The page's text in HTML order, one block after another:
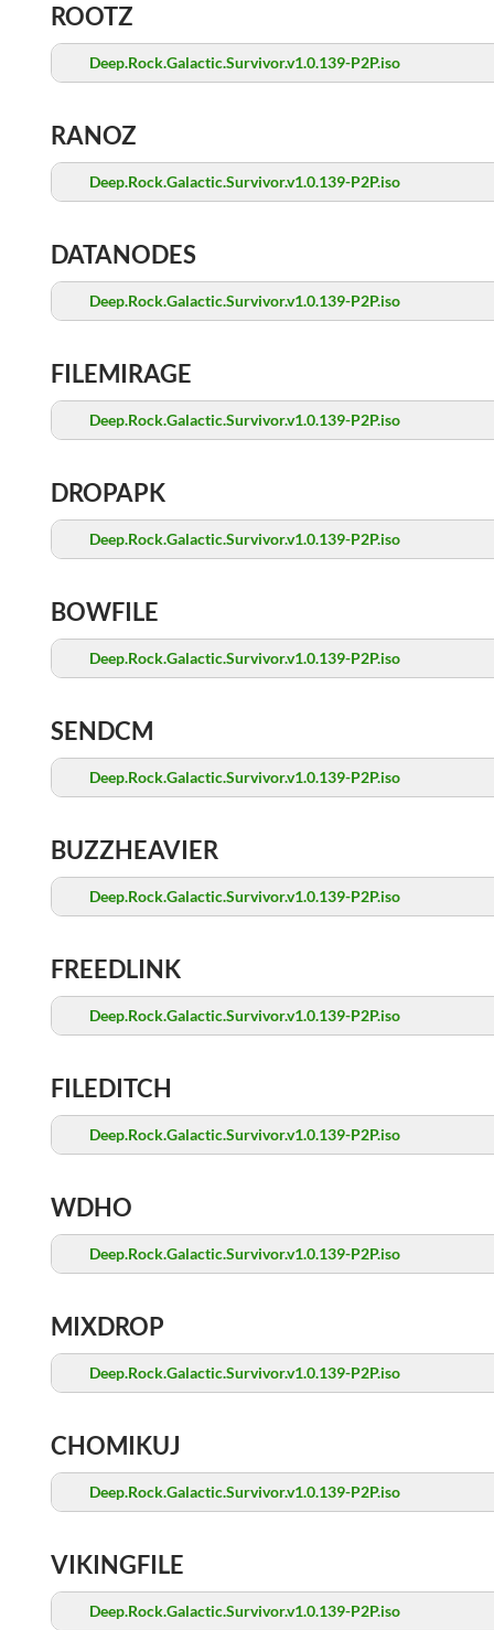
ROOTZ
Deep.Rock.Galactic.Survivor.v1.0.139-P2P.iso
RANOZ
Deep.Rock.Galactic.Survivor.v1.0.139-P2P.iso
DATANODES
Deep.Rock.Galactic.Survivor.v1.0.139-P2P.iso
FILEMIRAGE
Deep.Rock.Galactic.Survivor.v1.0.139-P2P.iso
DROPAPK
Deep.Rock.Galactic.Survivor.v1.0.139-P2P.iso
BOWFILE
Deep.Rock.Galactic.Survivor.v1.0.139-P2P.iso
SENDCM
Deep.Rock.Galactic.Survivor.v1.0.139-P2P.iso
BUZZHEAVIER
Deep.Rock.Galactic.Survivor.v1.0.139-P2P.iso
FREEDLINK
Deep.Rock.Galactic.Survivor.v1.0.139-P2P.iso
FILEDITCH
Deep.Rock.Galactic.Survivor.v1.0.139-P2P.iso
WDHO
Deep.Rock.Galactic.Survivor.v1.0.139-P2P.iso
MIXDROP
Deep.Rock.Galactic.Survivor.v1.0.139-P2P.iso
CHOMIKUJ
Deep.Rock.Galactic.Survivor.v1.0.139-P2P.iso
VIKINGFILE
Deep.Rock.Galactic.Survivor.v1.0.139-P2P.iso